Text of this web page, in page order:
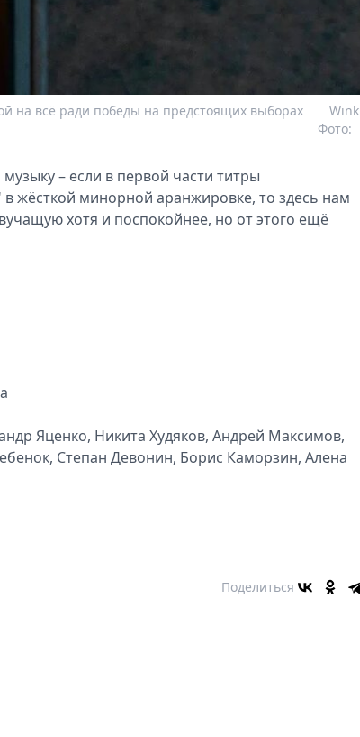
на всё ради победы на предстоящих выборах
Wink
Фото:
– если в первой части титры
жёсткой минорной аранжировке, то здесь нам
хотя и поспокойнее, но от этого ещё
Яценко, Никита Худяков, Андрей Максимов,
Степан Девонин, Борис Каморзин, Алена
Поделиться